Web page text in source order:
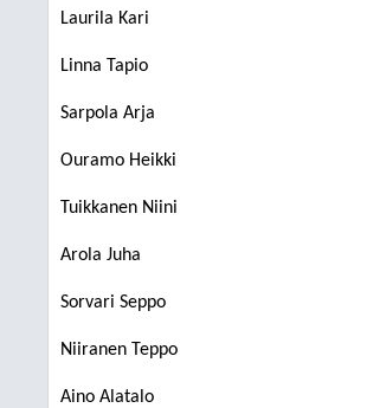
Laurila Kari
Linna Tapio
Sarpola Arja
Ouramo Heikki
Tuikkanen Niini
Arola Juha
Sorvari Seppo
Niiranen Teppo
Aino Alatalo